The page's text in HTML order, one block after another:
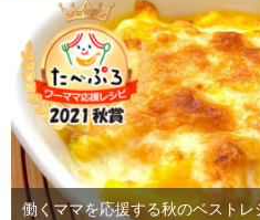
働くママを応援する秋のベスト